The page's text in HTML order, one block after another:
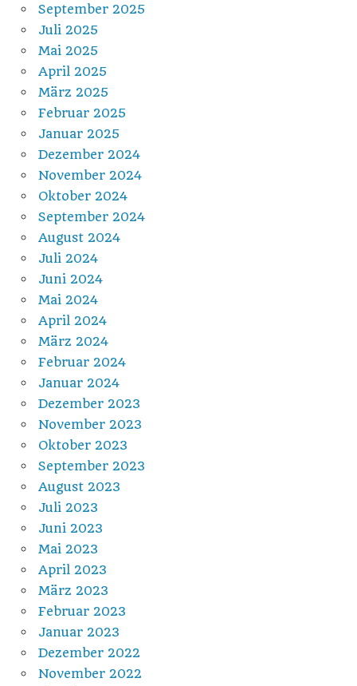
September 2025
Juli 2025
Mai 2025
April 2025
März 2025
Februar 2025
Januar 2025
Dezember 2024
November 2024
Oktober 2024
September 2024
August 2024
Juli 2024
Juni 2024
Mai 2024
April 2024
März 2024
Februar 2024
Januar 2024
Dezember 2023
November 2023
Oktober 2023
September 2023
August 2023
Juli 2023
Juni 2023
Mai 2023
April 2023
März 2023
Februar 2023
Januar 2023
Dezember 2022
November 2022